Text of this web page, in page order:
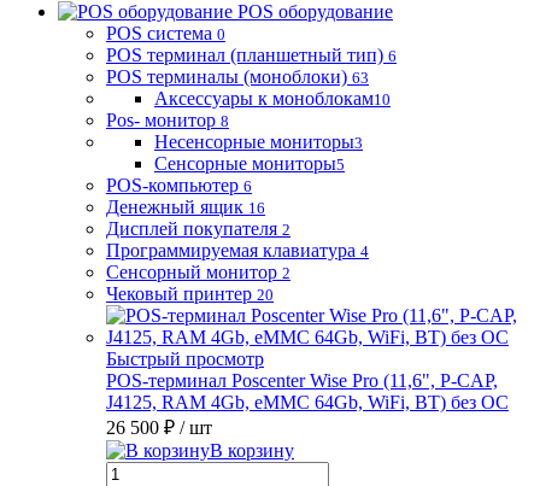
POS оборудование
POS система 0
POS терминал (планшетный тип) 6
POS терминалы (моноблоки) 63
Аксессуары к моноблокам10
Pos- монитор 8
Несенсорные мониторы3
Сенсорные мониторы5
POS-компьютер 6
Денежный ящик 16
Дисплей покупателя 2
Программируемая клавиатура 4
Сенсорный монитор 2
Чековый принтер 20
Быстрый просмотр
POS-терминал Poscenter Wise Pro (11,6", P-CAP,
J4125, RAM 4Gb, eMMC 64Gb, WiFi, BT) без ОС
26 500 ₽ / шт
В корзину